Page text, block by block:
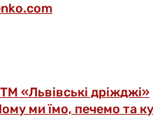
«Львівські дріжджі»
ми їмо, печемо та